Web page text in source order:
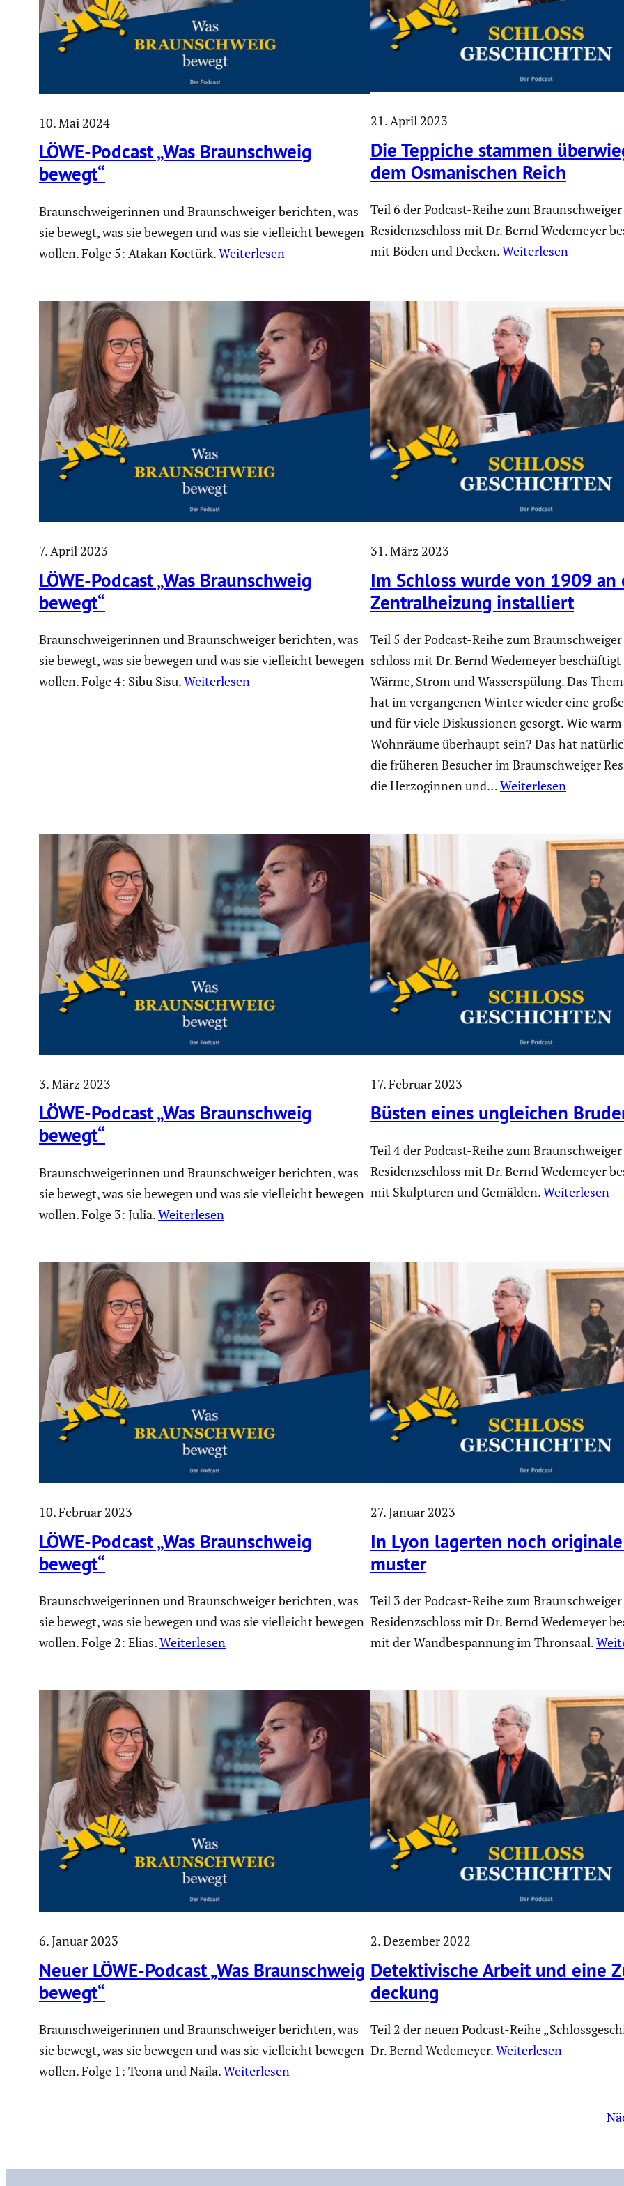
10. Mai 2024
LÖWE-Podcast „Was Braun­schweig
bewegt“
Braunschweigerinnen und Braunschweiger berichten, was
sie bewegt, was sie bewegen und was sie vielleicht bewegen
wollen. Folge 5: Atakan Koctürk.Weiterlesen
21. April 2023
Die Teppiche stammen
dem Osmani­schen Reich
Teil 6 der Podcast-Reihe zum Braunschweiger
Residenzschloss mit Dr. Bernd Wedemeyer
mit Böden und Decken.Weiterlesen
7. April 2023
LÖWE-Podcast „Was Braun­schweig
bewegt“
Braunschweigerinnen und Braunschweiger berichten, was
sie bewegt, was sie bewegen und was sie vielleicht bewegen
wollen. Folge 4: Sibu Sisu.Weiterlesen
31. März 2023
Im Schloss wurde von 1909 an
Zentral­hei­zung instal­liert
Teil 5 der Podcast-Reihe zum
schloss mit Dr. Bernd Wedemeyer
Wärme, Strom und Wasser­spü­lung. Das
hat im vergan­genen Winter wieder eine
und für viele Diskus­sionen gesorgt. Wie
Wohnräume überhaupt sein? Das hat
die früheren Besucher im Braun­schweiger
die Herzo­ginnen und…Weiterlesen
3. März 2023
LÖWE-Podcast „Was Braun­schweig
bewegt“
Braunschweigerinnen und Braunschweiger berichten, was
sie bewegt, was sie bewegen und was sie vielleicht bewegen
wollen. Folge 3: Julia.Weiterlesen
17. Februar 2023
Büsten eines unglei­chen
Teil 4 der Podcast-Reihe zum Braunschweiger
Residenzschloss mit Dr. Bernd Wedemeyer
mit Skulpturen und Gemälden.Weiterlesen
10. Februar 2023
LÖWE-Podcast „Was Braun­schweig
bewegt“
Braunschweigerinnen und Braunschweiger berichten, was
sie bewegt, was sie bewegen und was sie vielleicht bewegen
wollen. Folge 2: Elias.Weiterlesen
27. Januar 2023
In Lyon lagerten noch
muster
Teil 3 der Podcast-Reihe zum Braunschweiger
Residenzschloss mit Dr. Bernd Wedemeyer
mit der Wandbespannung im Thronsaal.
6. Januar 2023
Neuer LÖWE-Podcast „Was Braun­schweig
bewegt“
Braunschweigerinnen und Braunschweiger berichten, was
sie bewegt, was sie bewegen und was sie vielleicht bewegen
wollen. Folge 1: Teona und Naila.Weiterlesen
2. Dezember 2022
Detek­ti­vi­sche Arbeit und eine
de­ckung
Teil 2 der neuen Podcast-Reihe
Dr. Bernd Wedemeyer.Weiterlesen